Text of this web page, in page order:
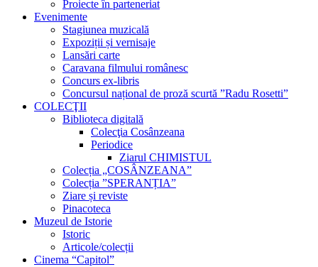
Proiecte în parteneriat
Evenimente
Stagiunea muzicală
Expoziții și vernisaje
Lansări carte
Caravana filmului românesc
Concurs ex-libris
Concursul național de proză scurtă ”Radu Rosetti”
COLECŢII
Biblioteca digitală
Colecţia Cosânzeana
Periodice
Ziarul CHIMISTUL
Colecția „COSÂNZEANA”
Colecția ”SPERANȚIA”
Ziare și reviste
Pinacoteca
Muzeul de Istorie
Istoric
Articole/colecții
Cinema “Capitol”